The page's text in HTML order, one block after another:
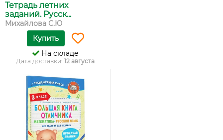
Тетрадь летних
заданий. Русск...
Михайлова С.Ю
Купить
На складе
Дата доставки: 12 августа